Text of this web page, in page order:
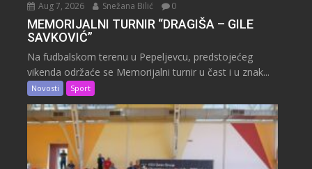
Aug 7, 2026 Snežana Bilić 0
MEMORIJALNI TURNIR “DRAGIŠA – GILE
SAVKOVIĆ”
Na fudbalskom terenu u Pepeljevcu, predstojećeg
vikenda održaće se Memorijalni turnir u čast i u znak...
Novosti Sport